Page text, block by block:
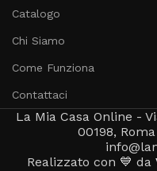
Catalogo
Chi Siamo
Come Funziona
Contattaci
La Mia Casa Online -
00198,
Realizzato con 💙 da